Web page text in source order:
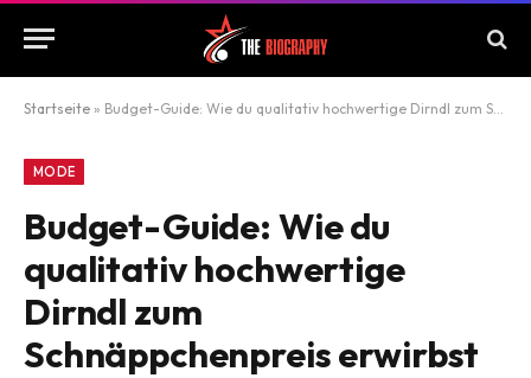
Startseite » Budget-Guide: Wie du qualitativ hochwertige Dirndl zum Schnäppchenpreis erwirbst
MODE
Budget-Guide: Wie du
qualitativ hochwertige
Dirndl zum
Schnäppchenpreis erwirbst